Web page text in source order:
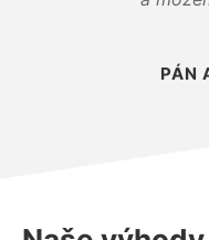
PÁN